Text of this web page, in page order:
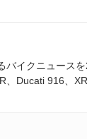
バイクニュース
、Ducati 916、